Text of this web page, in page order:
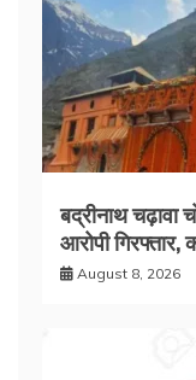
बद्रीनाथ चढ़ावा
आरोपी
August 8, 2026